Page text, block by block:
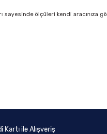
sayesinde ölçüleri kendi aracınıza
Kartı ile Alışveriş